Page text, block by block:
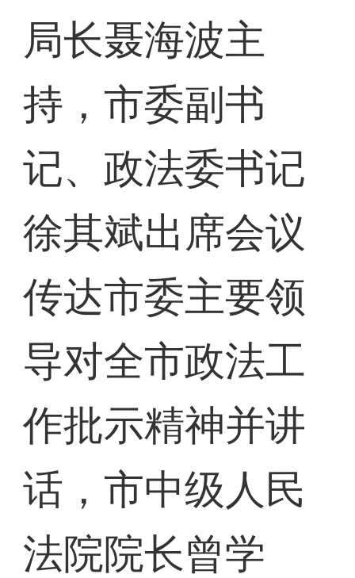
局长聂海波主
持，市委副书
记、政法委书记
徐其斌出席会议
传达市委主要领
导对全市政法工
作批示精神并讲
话，市中级人民
法院院长曾学